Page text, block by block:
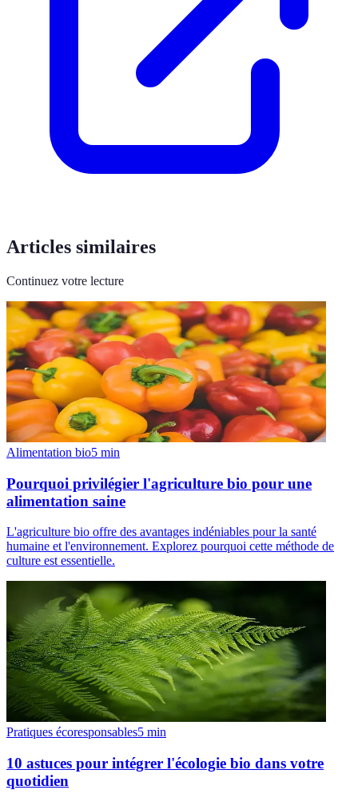
Articles similaires
Continuez votre lecture
Alimentation bio5 min
Pourquoi privilégier l'agriculture bio pour une
alimentation saine
L'agriculture bio offre des avantages indéniables pour la santé
humaine et l'environnement. Explorez pourquoi cette méthode de
culture est essentielle.
Pratiques écoresponsables5 min
10 astuces pour intégrer l'écologie bio dans votre
quotidien